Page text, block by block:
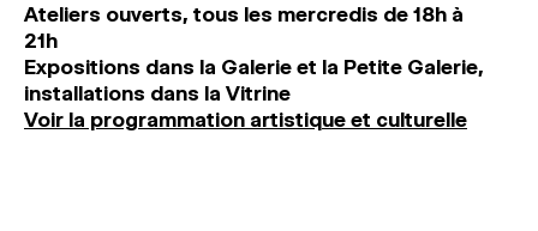
Ateliers ouverts, tous les mercredis de 18h à
21h
Expositions dans la Galerie et la Petite Galerie,
installations dans la Vitrine
Voir la programmation artistique et culturelle